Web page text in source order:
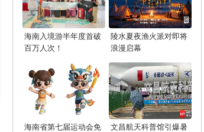
海南入境游半年度首破
百万人次！
陵水夏夜渔火派对即将
浪漫启幕
海南省第七届运动会免
文昌航天科普馆引爆暑